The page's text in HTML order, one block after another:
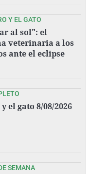
Y EL GATO
al sol": el
veterinaria a los
ante el eclipse
el gato 8/08/2026
SEMANA